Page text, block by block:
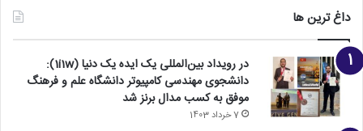
داغ ترین ها
در رویداد بین‌المللی یک ایده یک دنیا (1i1w):
دانشجوی مهندسی کامپیوتر دانشگاه علم و فرهنگ
موفق به کسب مدال برنز شد
7 خرداد 1403